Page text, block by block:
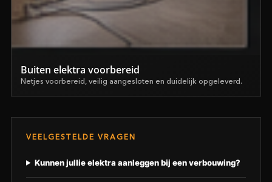
Buiten elektra voorbereid
Netjes voorbereid, veilig aangesloten en duidelijk opgeleverd.
VEELGESTELDE VRAGEN
Kunnen jullie elektra aanleggen bij een verbouwing?